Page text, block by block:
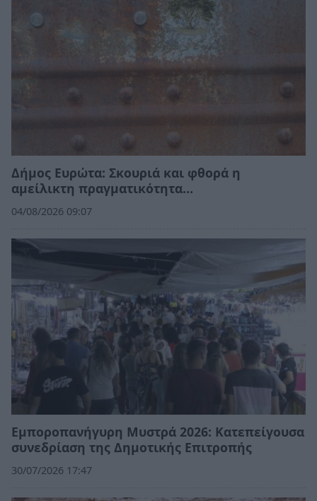
Δήμος Ευρώτα: Σκουριά και φθορά η
αμείλικτη πραγματικότητα…
04/08/2026 09:07
Εμποροπανήγυρη Μυστρά 2026: Κατεπείγουσα
συνεδρίαση της Δημοτικής Επιτροπής
30/07/2026 17:47